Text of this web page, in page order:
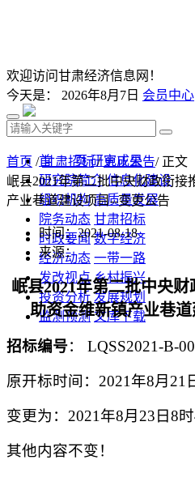
欢迎访问甘肃经济信息网！
今天是： 2026年8月7日 会员中心
首 页 研究成果
研究院简介 信息化建设
组织机构 高质量发展
院务动态 甘肃招标
时政要闻 数字经济
经济动态 一带一路
发改视点 乡村振兴
投资分析 发展规划
监测预测 文库下载
首页 /甘肃招标/更正公告/ 正文
岷县2021年第二批中央财政衔
产业巷道建设项目--变更公告
时间：2021-08-18
来源：
岷县2021年第二批中央
助资金维新镇产业巷
招标编号： LQSS2021-B-
原开标时间： 2021年8月 21
变更为： 2021年8月 23 日 8时
其他内容不变！